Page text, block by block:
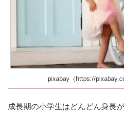
pixabay（https://
成長期の小学生はどんどん身長